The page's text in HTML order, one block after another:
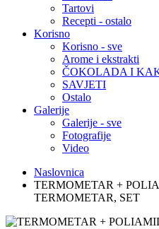
Tartovi
Recepti - ostalo
Korisno
Korisno - sve
Arome i ekstrakti
ČOKOLADA I
SAVJETI
Ostalo
Galerije
Galerije - sve
Fotografije
Video
Naslovnica
TERMOMETAR +
TERMOMETAR, SET